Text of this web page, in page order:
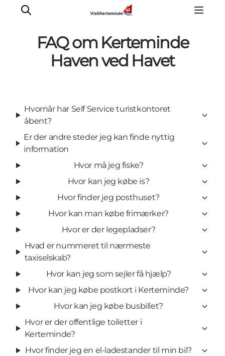
Spis godt
Sov godt
Planlæg din ferie
Det sker
Sommerbus
FAQ om Kerteminde
Haven ved Havet
Hvornår har Self Service turistkontoret
åbent?
Er der andre steder jeg kan finde nyttig
information
Hvor må jeg fiske?
Hvor kan jeg købe is?
Hvor finder jeg posthuset?
Hvor kan man købe frimærker?
Hvor er der legepladser?
Hvad er nummeret til nærmeste
taxiselskab?
Hvor kan jeg som sejler få hjælp?
Hvor kan jeg købe postkort i Kerteminde?
Hvor kan jeg købe busbillet?
Hvor er der offentlige toiletter i
Kerteminde?
Hvor finder jeg en el-ladestander til min bil?